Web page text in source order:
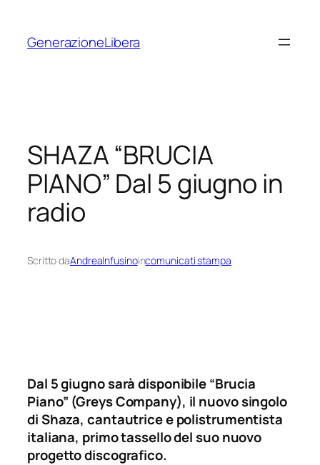
contenuto
GenerazioneLibera
SHAZA “BRUCIA
PIANO” Dal 5 giugno in
radio
Scritto daAndreaInfusinoincomunicati stampa
Dal 5 giugno sarà disponibile “Brucia
Piano” (Greys Company), il nuovo singolo
di Shaza, cantautrice e polistrumentista
italiana, primo tassello del suo nuovo
progetto discografico.